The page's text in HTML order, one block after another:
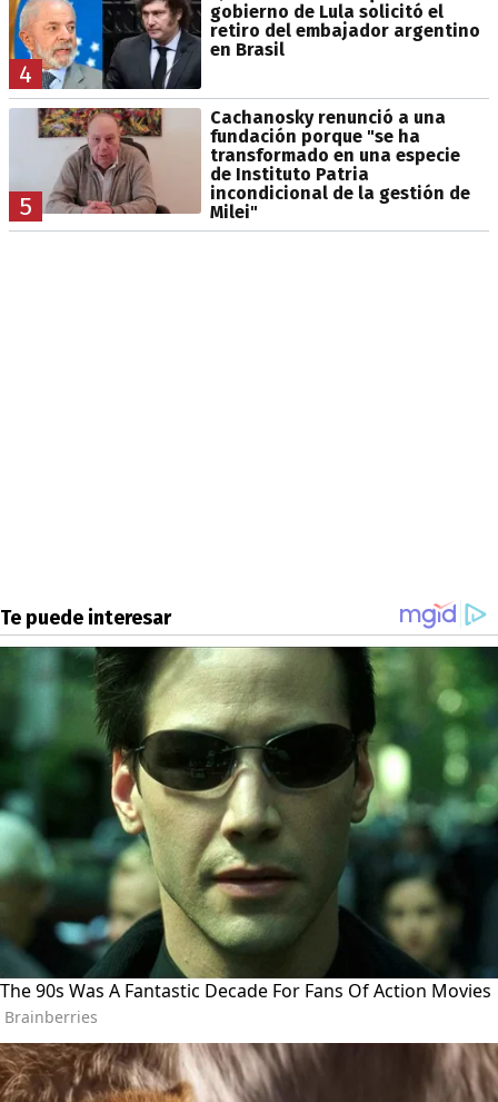
4
gobierno de Lula solicitó el
retiro del embajador argentino
en Brasil
5
Cachanosky renunció a una
fundación porque "se ha
transformado en una especie
de Instituto Patria
incondicional de la gestión de
Milei"